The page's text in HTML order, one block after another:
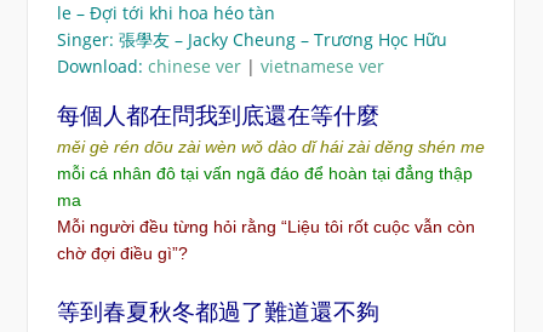
le – Đợi tới khi hoa héo tàn
Singer: 張學友 – Jacky Cheung – Trương Học Hữu
Download: chinese ver| vietnamese ver
每個人都在問我到底還在等什麼
měi gè rén dōu zài wèn wǒ dào dǐ hái zài děng shén me
mỗi cá nhân đô tại vấn ngã đáo để hoàn tại đẳng thập
ma
Mỗi người đều từng hỏi rằng “Liệu tôi rốt cuộc vẫn còn
chờ đợi điều gì”?
等到春夏秋冬都過了難道還不夠